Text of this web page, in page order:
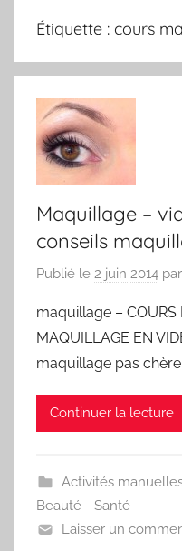
Étiquette : cours
Maquillage –
conseils
Publié le 2 juin 2014 par
maquillage – COURS
MAQUILLAGE EN
maquillage pas
Continuer la lecture
Activités
Beauté - Santé
Laisser un